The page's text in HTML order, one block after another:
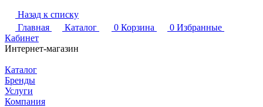
Назад к списку
Главная
Каталог 0 Корзина 0 Избранные
Кабинет
Интернет-магазин
Каталог
Бренды
Услуги
Компания